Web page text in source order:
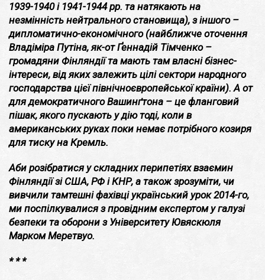
1939-1940 і 1941-1944 рр. та натякають на
незмінність нейтрального становища), з іншого –
дипломатично-економічного (найближче оточення
Владіміра Путіна, як-от Ґеннадій Тімченко –
громадяни Фінляндії та мають там власні бізнес-
інтереси, від яких залежить цілі сектори народного
господарства цієї північноєвропейської країни). А от
для демократичного Вашинґтона – це фланговий
пішак, якого пускають у дію тоді, коли в
американських руках поки немає потрібного козиря
для тиску на Кремль.
Аби розібратися у складних перипетіях взаємин
Фінляндії зі США, РФ і КНР, а також зрозуміти, чи
вивчили тамтешні фахівці український урок 2014-го,
ми поспілкувалися з провідним експертом у галузі
безпеки та оборони з Університету Ювяскюля
Марком Меретвуо.
* * *